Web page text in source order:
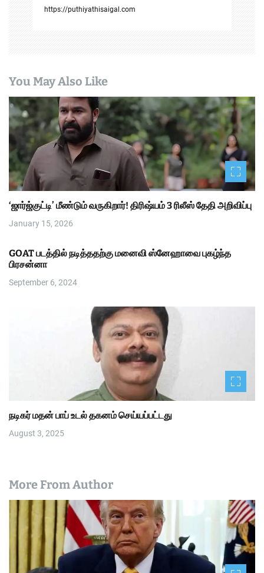
https://puthiyathisaigal.com
You May Also Like
‘ஜார்ஜ்குட்டி’ மீண்டும் வருகிறார்! திரிஷ்யம் 3 ரிலீஸ் தேதி அறிவிப்பு
January 15, 2026
GOAT படத்தில் நடித்ததற்கு மனைவி ஸ்னேஹாவை புகழ்ந்த
பிரசன்னா
September 6, 2024
நடிகர் மதன் பாப் உடல் தகனம் செய்யப்பட்டது
August 3, 2025
More From Author